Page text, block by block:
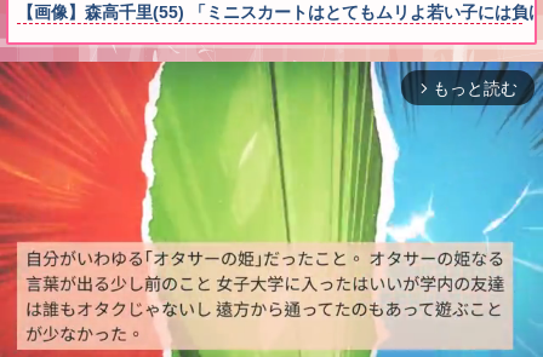
【画像】森高千里(55) 「ミニスカートはとてもムリよ若い子には
arrow_forward_ios もっと読む